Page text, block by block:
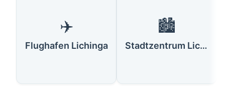
✈️
Flughafen Lichinga
🏙️
Stadtzentrum Lichinga